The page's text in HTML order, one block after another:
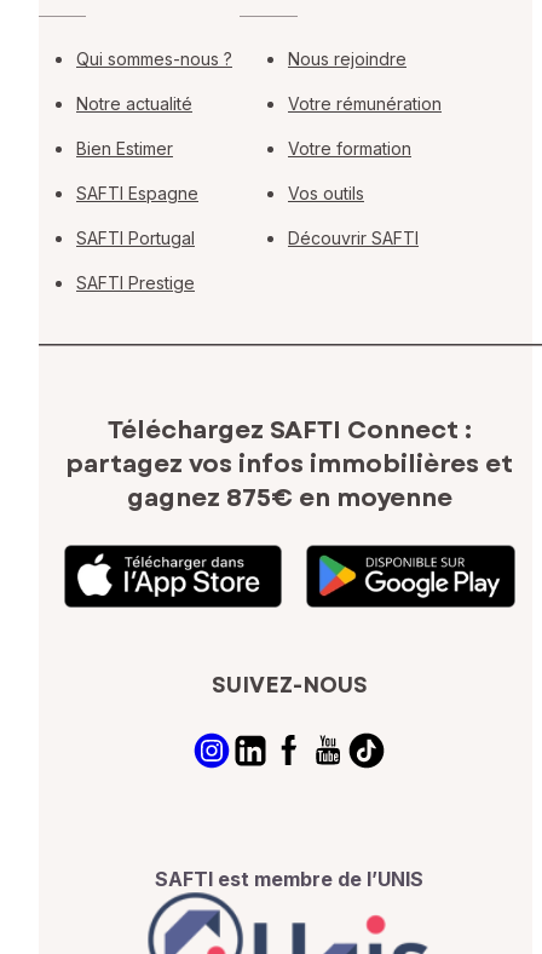
Qui sommes-nous ?
Notre actualité
Bien Estimer
SAFTI Espagne
SAFTI Portugal
SAFTI Prestige
Nous rejoindre
Votre rémunération
Votre formation
Vos outils
Découvrir SAFTI
Téléchargez SAFTI Connect :
partagez vos infos immobilières et
gagnez 875€ en moyenne
SUIVEZ-NOUS
SAFTI est membre de l’UNIS